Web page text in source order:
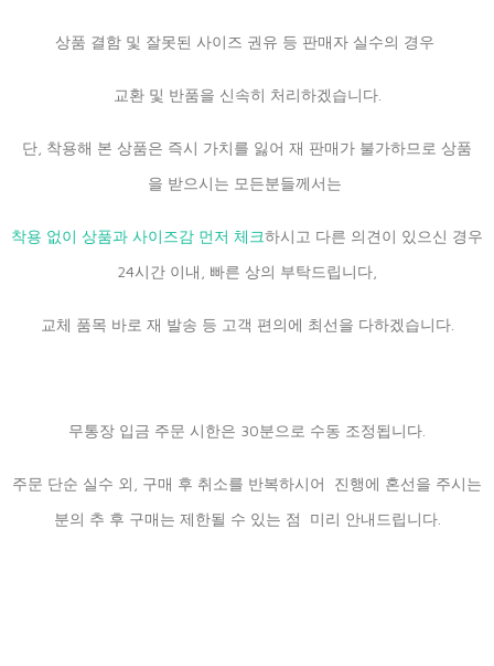
상품 결함 및 잘못된 사이즈 권유 등 판매자 실수의 경우
교환 및 반품을 신속히 처리하겠습니다.
단, 착용해 본 상품은 즉시 가치를 잃어 재 판매가 불가하므로 상품
을 받으시는 모든분들께서는
착용 없이 상품과 사이즈감 먼저 체크하시고 다른 의견이 있으신 경우
24시간 이내, 빠른 상의 부탁드립니다,
교체 품목 바로 재 발송 등 고객 편의에 최선을 다하겠습니다.
무통장 입금 주문 시한은 30분으로 수동 조정됩니다.
주문 단순 실수 외, 구매 후 취소를 반복하시어 진행에 혼선을 주시는
분의 추 후 구매는 제한될 수 있는 점 미리 안내드립니다.